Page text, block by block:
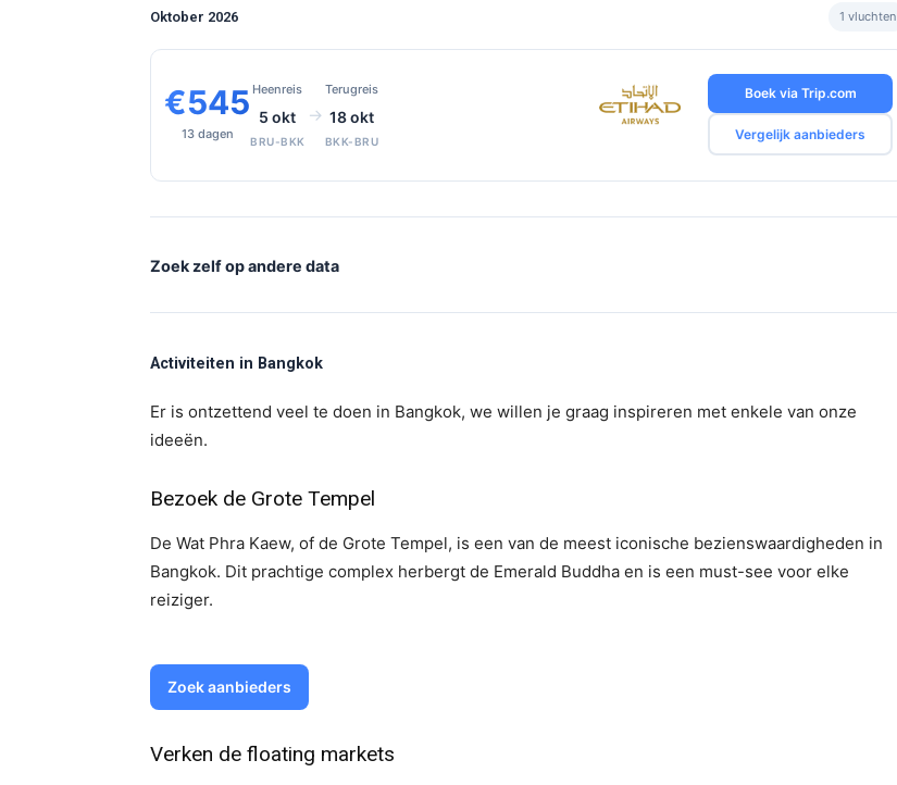
Oktober 2026 1 vluchten
€545
13 dagen
Heenreis
5 okt
BRU-BKK
→
Terugreis
18 okt
BKK-BRU
Boek via Trip.com
Vergelijk aanbieders
Zoek zelf op andere data
Activiteiten in Bangkok
Er is ontzettend veel te doen in Bangkok, we willen je graag inspireren met enkele van onze
ideeën.
Bezoek de Grote Tempel
De Wat Phra Kaew, of de Grote Tempel, is een van de meest iconische bezienswaardigheden in
Bangkok. Dit prachtige complex herbergt de Emerald Buddha en is een must-see voor elke
reiziger.
Zoek aanbieders
Verken de floating markets